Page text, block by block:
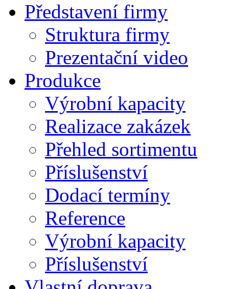
Představení firmy
Struktura firmy
Prezentační video
Produkce
Výrobní kapacity
Realizace zakázek
Přehled sortimentu
Příslušenství
Dodací termíny
Reference
Výrobní kapacity
Příslušenství